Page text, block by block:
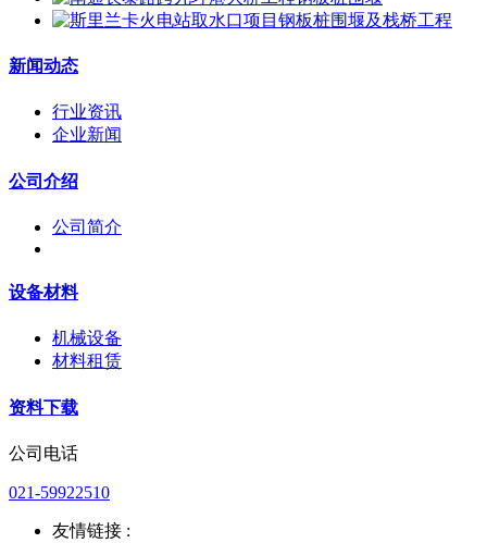
新闻动态
行业资讯
企业新闻
公司介绍
公司简介
设备材料
机械设备
材料租赁
资料下载
公司电话
021-59922510
友情链接 :